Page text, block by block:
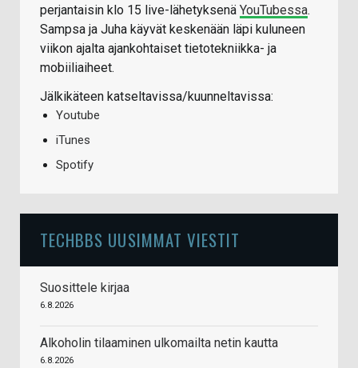
perjantaisin klo 15 live-lähetyksenä YouTubessa.
Sampsa ja Juha käyvät keskenään läpi kuluneen
viikon ajalta ajankohtaiset tietotekniikka- ja
mobiiliaiheet.
Jälkikäteen katseltavissa/kuunneltavissa:
Youtube
iTunes
Spotify
TECHBBS UUSIMMAT VIESTIT
Suosittele kirjaa
6.8.2026
Alkoholin tilaaminen ulkomailta netin kautta
6.8.2026